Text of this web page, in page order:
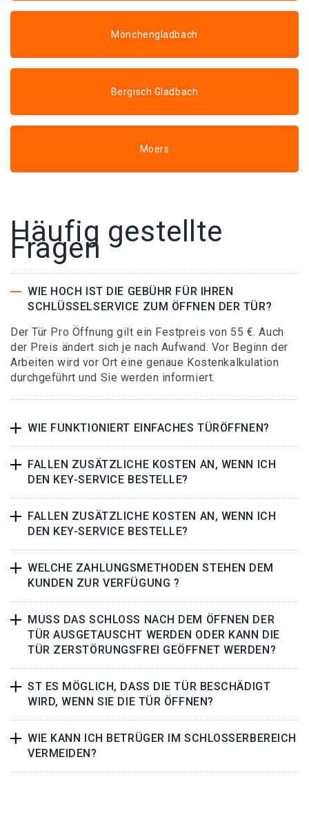
Mönchengladbach
Bergisch Gladbach
Moers
Häufig gestellte
Fragen
WIE HOCH IST DIE GEBÜHR FÜR IHREN
SCHLÜSSELSERVICE ZUM ÖFFNEN DER TÜR?
Der Tür Pro Öffnung gilt ein Festpreis von 55 €. Auch
der Preis ändert sich je nach Aufwand. Vor Beginn der
Arbeiten wird vor Ort eine genaue Kostenkalkulation
durchgeführt und Sie werden informiert.
WIE FUNKTIONIERT EINFACHES TÜRÖFFNEN?
FALLEN ZUSÄTZLICHE KOSTEN AN, WENN ICH
DEN KEY-SERVICE BESTELLE?
FALLEN ZUSÄTZLICHE KOSTEN AN, WENN ICH
DEN KEY-SERVICE BESTELLE?
WELCHE ZAHLUNGSMETHODEN STEHEN DEM
KUNDEN ZUR VERFÜGUNG ?
MUSS DAS SCHLOSS NACH DEM ÖFFNEN DER
TÜR AUSGETAUSCHT WERDEN ODER KANN DIE
TÜR ZERSTÖRUNGSFREI GEÖFFNET WERDEN?
ST ES MÖGLICH, DASS DIE TÜR BESCHÄDIGT
WIRD, WENN SIE DIE TÜR ÖFFNEN?
WIE KANN ICH BETRÜGER IM SCHLOSSERBEREICH
VERMEIDEN?